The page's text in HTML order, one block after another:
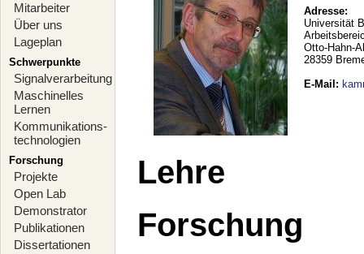
Mitarbeiter
Über uns
Lageplan
Schwerpunkte
Signalverarbeitung
Maschinelles
Lernen
Kommunikations-
technologien
Forschung
Projekte
Open Lab
Demonstrator
Publikationen
Dissertationen
Adresse:
Universität
Otto-Hahn-
28359
E-Mail :
Lehre
Forschung